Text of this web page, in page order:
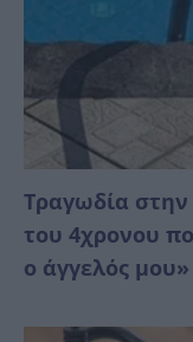
Τραγωδία
του 4χρονου
ο άγγελός μου»